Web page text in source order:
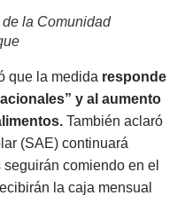
la Comunidad
que la medida responde
y al aumento
También aclaró
(SAE) continuará
comiendo en el
la caja mensual